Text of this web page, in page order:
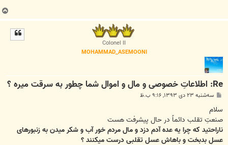
ب
ا
Colonel II
MOHAMMAD_ASEMOONI
Re: اطلاعاتِ خصوصی و مال و اموال شما چطور به سرقت میره ؟
پ
ت
سه‌شنبه ۲۳ دی ۱۳۹۳, ۹:۱۶ ب.ظ
سلام
صنعتِ تقلب دائماً در حال پیشرفت هست
ناراحتید که چرا یه عده آدم دزد و مال مردم خور آب و شکر میدن به زنبورهای
عسلِ بدبخت و باهاش عسل تقلبی درست میکنند ؟